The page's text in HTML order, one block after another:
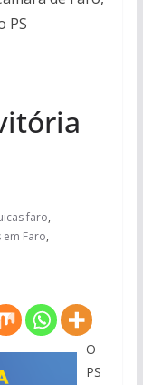
PS
faro,
em Faro,
O
PS